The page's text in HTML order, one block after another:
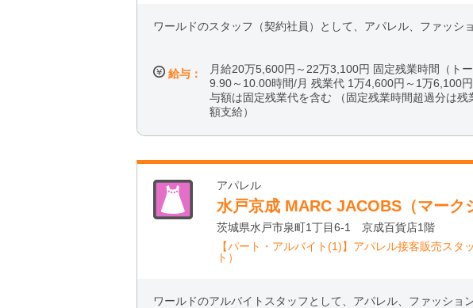
ワールドのスタッフ（契約社員）として、アパレル、ファッシ
給与：
月給20万5,600円～22万3,100円 固定残業時間（トー
9.90～10.00時間/月 残業代 1万4,600円～1万6,100
与額は固定残業代を含む （固定残業時間超過分は残
額支給）
アパレル
水戸京成 MARC JACOBS（マーク
茨城県水戸市泉町1丁目6-1 京成百貨店1階
【パート・アルバイト(1)】アパレル接客販売スタ
ト）
ワールドのアルバイトスタッフとして、アパレル、ファッショ